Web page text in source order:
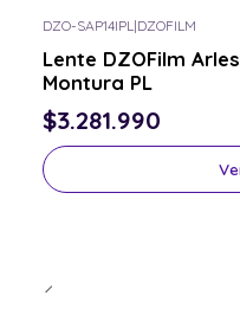
DZO-SAP14IPL|DZOFILM
Lente DZOFilm
Montura PL
$3.281.990